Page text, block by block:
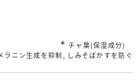
∗ チャ葉(保湿成分)
ラニン生成を抑制, しみそばかすを防ぐ